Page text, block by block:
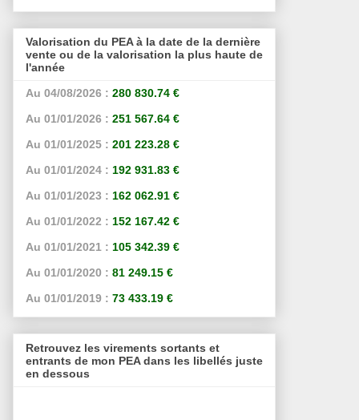
Valorisation du PEA à la date de la dernière
vente ou de la valorisation la plus haute de
l'année
Au 04/08/2026 : 280 830.74 €
Au 01/01/2026 : 251 567.64 €
Au 01/01/2025 : 201 223.28 €
Au 01/01/2024 : 192 931.83 €
Au 01/01/2023 : 162 062.91 €
Au 01/01/2022 : 152 167.42 €
Au 01/01/2021 : 105 342.39 €
Au 01/01/2020 : 81 249.15 €
Au 01/01/2019 : 73 433.19 €
Retrouvez les virements sortants et
entrants de mon PEA dans les libellés juste
en dessous